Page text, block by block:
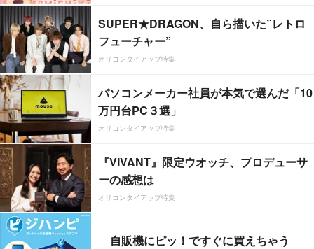
SUPER★DRAGON、自ら描いた”レトロ
フューチャー”
オリコンタイアップ特集
パソコンメーカー社員が本気で選んだ「10
万円台PC３選」
オリコンタイアップ特集
『VIVANT』限定ウオッチ、プロデューサ
ーの感想は
オリコンタイアップ特集
自販機にピッ！ですぐに買えちゃう